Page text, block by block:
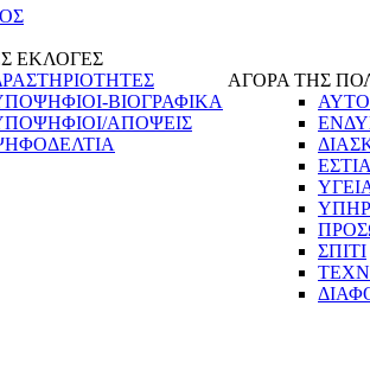
ΕΚΛΟΓΕΣ
ΒΙΟΓΡΑΦΙΚΑ
ΑΠΟΨΕΙΣ
ΑΓΟΡΑ ΤΗΣ
ΣΠΙΤΙ